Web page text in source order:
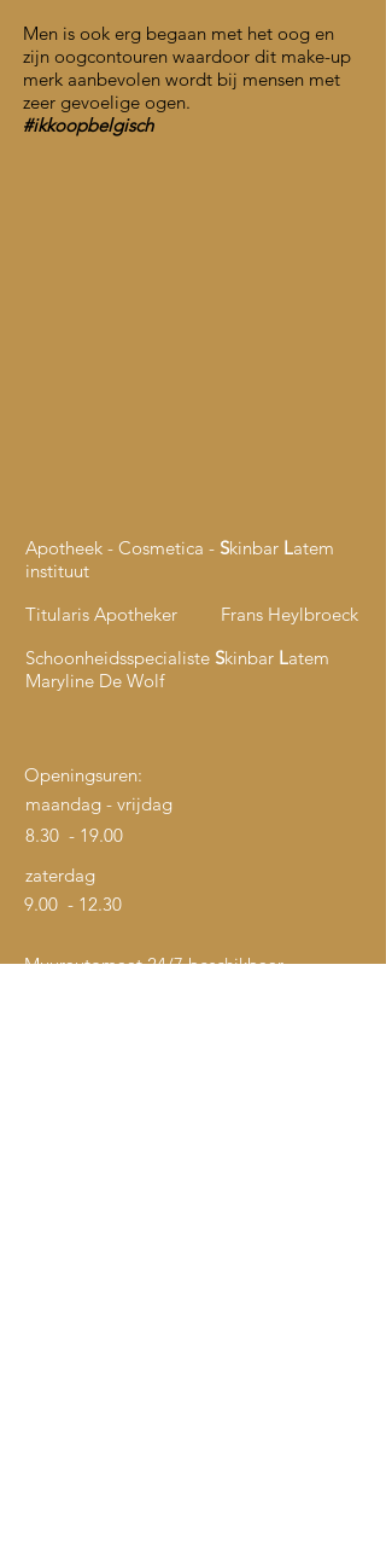
Men is ook erg begaan met het oog en
zijn oogcontouren waardoor dit make-up
merk aanbevolen wordt bij mensen met
zeer gevoelige ogen.
#ikkoopbelgisch
Openingsuren:
maandag - vrijdag
8.30 - 19.00
zaterdag
9.00 - 12.30
Apotheek - Cosmetica - Skinbar Latem
instituut
Titularis Apotheker Frans Heylbroeck
Schoonheidsspecialiste Skinbar Latem
Maryline De Wolf
Muurautomaat 24/7 beschikbaar